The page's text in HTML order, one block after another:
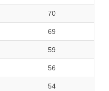
70
69
59
56
54